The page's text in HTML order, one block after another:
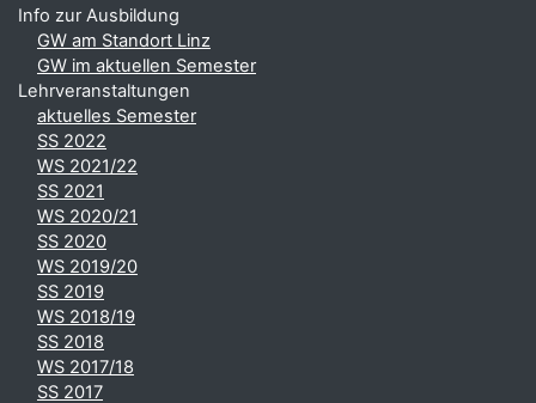
Info zur Ausbildung
GW am Standort Linz
GW im aktuellen Semester
Lehrveranstaltungen
aktuelles Semester
SS 2022
WS 2021/22
SS 2021
WS 2020/21
SS 2020
WS 2019/20
SS 2019
WS 2018/19
SS 2018
WS 2017/18
SS 2017